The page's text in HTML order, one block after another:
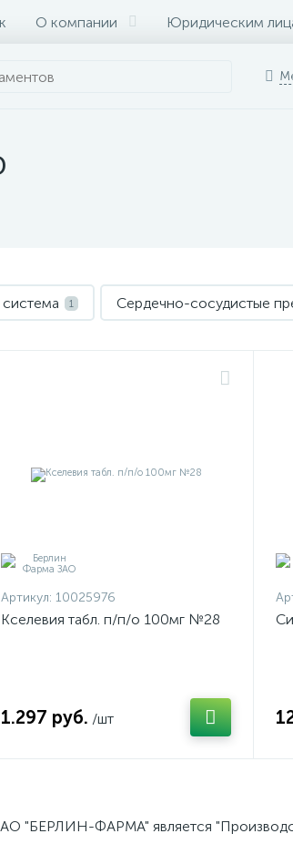
О компании Юридическим
1 Сердечно-сосудистые
Артикул: 10025976
Кселевия табл. п/п/о 100мг №28
1.297 руб. /шт
"БЕРЛИН-ФАРМА" является